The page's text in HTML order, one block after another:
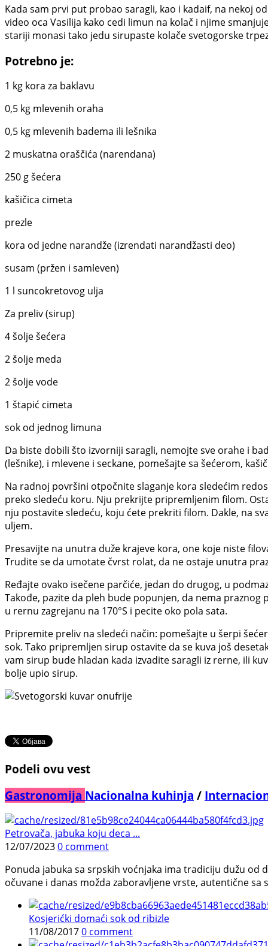
Kada sam prvi put probao saragli, kao i kadaif, na nekoj
video oca Vasilija kako cedi limun na kolač i njime
stariji monasi tako jedu sirupaste kolače svetogorske
Potrebno je:
1 kg kora za baklavu
0,5 kg mlevenih oraha
0,5 kg mlevenih badema ili lešnika
2 muskatna oraščića (narendana)
250 g šećera
kašičica cimeta
prezle
kora od jedne narandže (izrendati narandžasti deo)
susam (pržen i samleven)
1 l suncokretovog ulja
Za preliv (sirup)
4 šolje šećera
2 šolje meda
2 šolje vode
1 štapić cimeta
sok od jednog limuna
Da biste dobili što izvorniji saragli, nemojte sve orahe i
(lešnike), i mlevene i seckane, pomešajte sa šećerom,
Na radnoj površini otpočnite slaganje kora sledećim
preko sledeću koru. Nju prekrijte pripremljenim filom.
nju postavite sledeću, koju ćete prekriti filom. Dakle, na
uljem.
Presavijte na unutra duže krajeve kora, one koje niste
Trudite se da umotate čvrst rolat, da ne ostaje unutra
Ređajte ovako isečene parčiće, jedan do drugog, u
Takođe, pazite da pleh bude popunjen, da nema
u rernu zagrejanu na 170°S i pecite oko pola sata.
Pripremite preliv na sledeći način: pomešajte u šerpi
sok. Tako pripremljen sirup ostavite da se kuva još
vam sirup bude hladan kada izvadite saragli iz rerne, ili
bolje upio sirup.
Podeli ovu vest
Gastronomija Nacionalna kuhinja /
Petrovača, jabuka koju deca ...
12/07/20230 comment
Ponuda jabuka sa srpskih voćnjaka ima tradiciju dužu od
očuvane i danas možda zaboravljene vrste, autentične
Kosjerićki domaći sok od ribizle
11/08/20170 comment